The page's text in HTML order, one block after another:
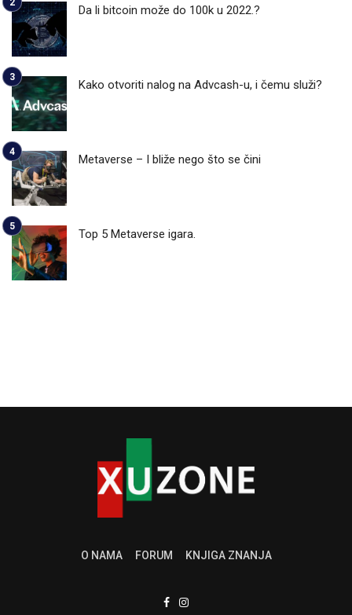
Da li bitcoin može do 100k u 2022.?
Kako otvoriti nalog na Advcash-u, i čemu služi?
Metaverse – I bliže nego što se čini
Top 5 Metaverse igara.
O NAMA FORUM KNJIGA ZNANJA